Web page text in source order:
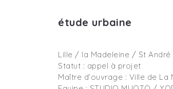
étude urbaine
Lille / la Madeleine / St André
Statut : appel à projet
Maître d’ouvrage : Ville de La